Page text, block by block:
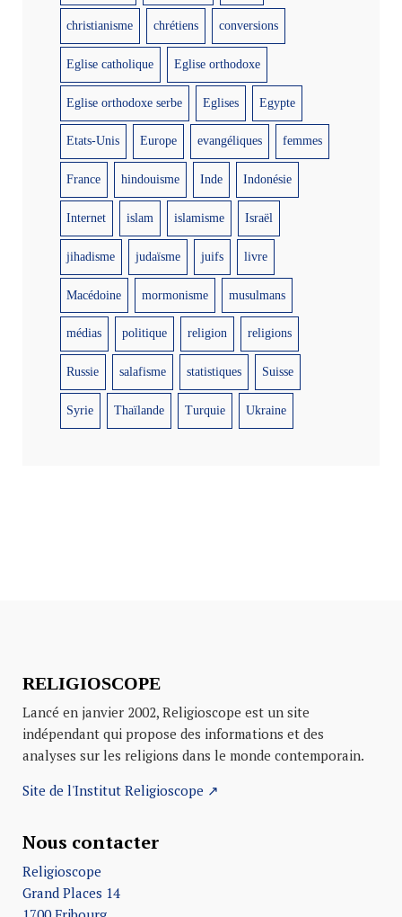
christianisme chrétiens conversions
Eglise catholique Eglise orthodoxe
Eglise orthodoxe serbe Eglises Egypte
Etats-Unis Europe evangéliques femmes
France hindouisme Inde Indonésie
Internet islam islamisme Israël
jihadisme judaïsme juifs livre
Macédoine mormonisme musulmans
médias politique religion religions
Russie salafisme statistiques Suisse
Syrie Thaïlande Turquie Ukraine
RELIGIOSCOPE
Lancé en janvier 2002, Religioscope est un site
indépendant qui propose des informations et des
analyses sur les religions dans le monde contemporain.
Site de l'Institut Religioscope ↗
Nous contacter
Religioscope
Grand Places 14